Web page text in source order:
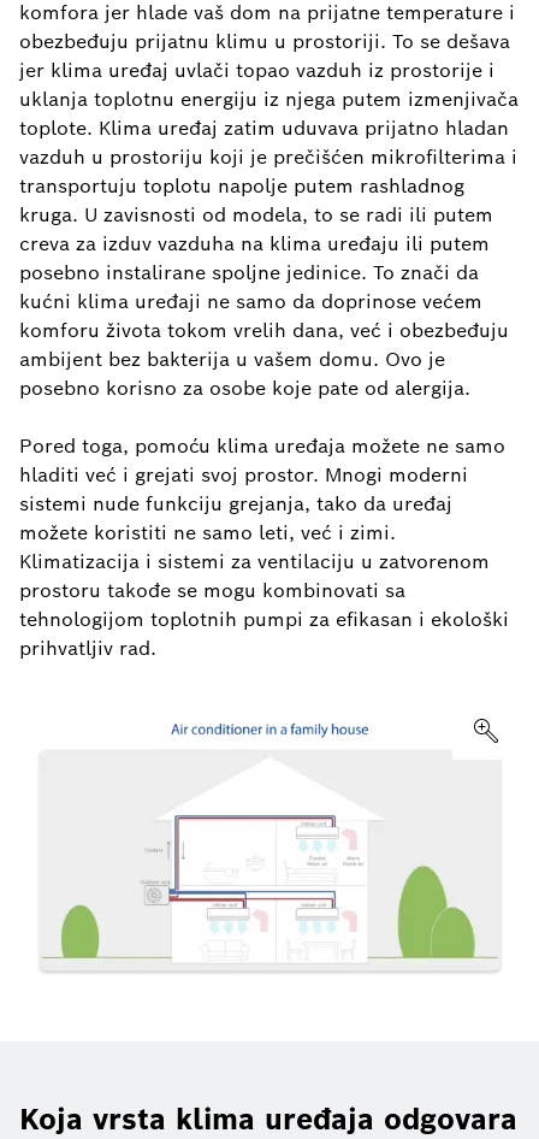
komfora jer hlade vaš dom na prijatne temperature i
obezbeđuju prijatnu klimu u prostoriji. To se dešava
jer klima uređaj uvlači topao vazduh iz prostorije i
uklanja toplotnu energiju iz njega putem izmenjivača
toplote. Klima uređaj zatim uduvava prijatno hladan
vazduh u prostoriju koji je prečišćen mikrofilterima i
transportuju toplotu napolje putem rashladnog
kruga. U zavisnosti od modela, to se radi ili putem
creva za izduv vazduha na klima uređaju ili putem
posebno instalirane spoljne jedinice. To znači da
kućni klima uređaji ne samo da doprinose većem
komforu života tokom vrelih dana, već i obezbeđuju
ambijent bez bakterija u vašem domu. Ovo je
posebno korisno za osobe koje pate od alergija.
Pored toga, pomoću klima uređaja možete ne samo
hladiti već i grejati svoj prostor. Mnogi moderni
sistemi nude funkciju grejanja, tako da uređaj
možete koristiti ne samo leti, već i zimi.
Klimatizacija i sistemi za ventilaciju u zatvorenom
prostoru takođe se mogu kombinovati sa
tehnologijom toplotnih pumpi za efikasan i ekološki
prihvatljiv rad.
Koja vrsta klima uređaja odgovara